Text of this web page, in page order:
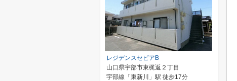
レジデンスセピアB
山口県宇部市東梶返２丁目
宇部線「東新川」駅 徒歩17分